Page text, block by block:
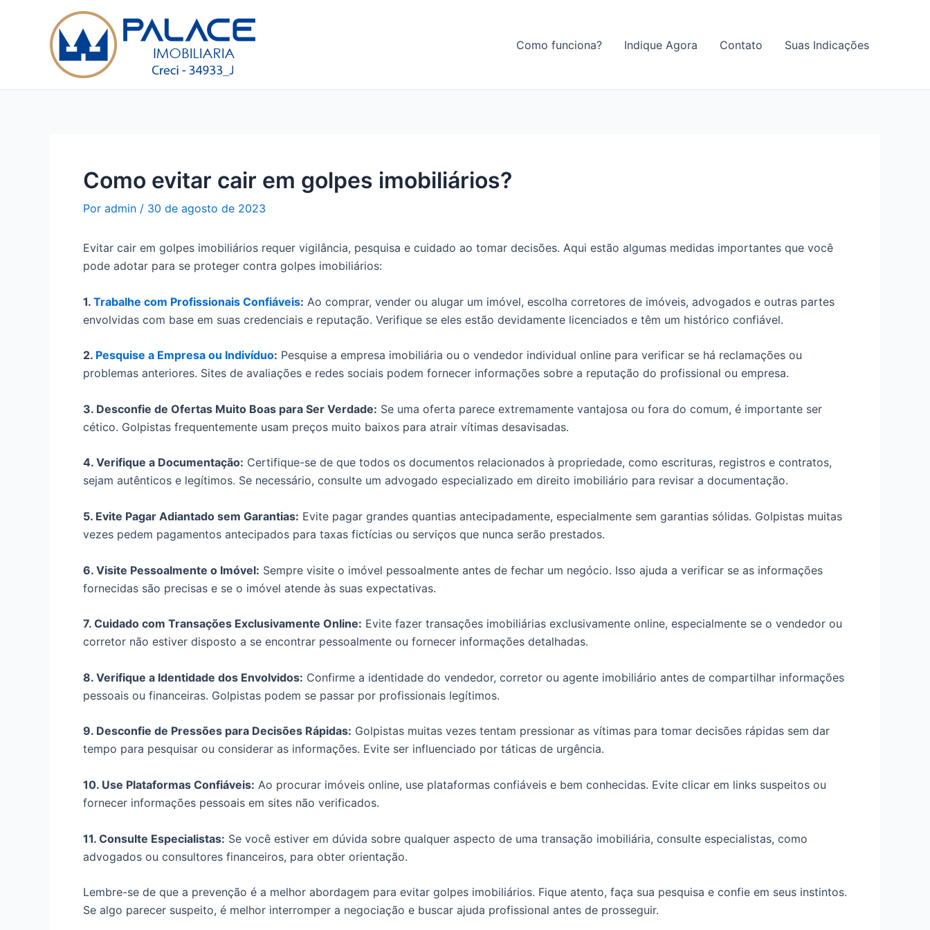
Como funciona? Indique Agora Contato Suas Indicações
Como evitar cair em golpes imobiliários?
Por admin / 30 de agosto de 2023
Evitar cair em golpes imobiliários requer vigilância, pesquisa e cuidado ao tomar decisões. Aqui estão algumas medidas importantes que você
pode adotar para se proteger contra golpes imobiliários:
1. Trabalhe com Profissionais Confiáveis: Ao comprar, vender ou alugar um imóvel, escolha corretores de imóveis, advogados e outras partes
envolvidas com base em suas credenciais e reputação. Verifique se eles estão devidamente licenciados e têm um histórico confiável.
2. Pesquise a Empresa ou Indivíduo: Pesquise a empresa imobiliária ou o vendedor individual online para verificar se há reclamações ou
problemas anteriores. Sites de avaliações e redes sociais podem fornecer informações sobre a reputação do profissional ou empresa.
3. Desconfie de Ofertas Muito Boas para Ser Verdade: Se uma oferta parece extremamente vantajosa ou fora do comum, é importante ser
cético. Golpistas frequentemente usam preços muito baixos para atrair vítimas desavisadas.
4. Verifique a Documentação: Certifique-se de que todos os documentos relacionados à propriedade, como escrituras, registros e contratos,
sejam autênticos e legítimos. Se necessário, consulte um advogado especializado em direito imobiliário para revisar a documentação.
5. Evite Pagar Adiantado sem Garantias: Evite pagar grandes quantias antecipadamente, especialmente sem garantias sólidas. Golpistas muitas
vezes pedem pagamentos antecipados para taxas fictícias ou serviços que nunca serão prestados.
6. Visite Pessoalmente o Imóvel: Sempre visite o imóvel pessoalmente antes de fechar um negócio. Isso ajuda a verificar se as informações
fornecidas são precisas e se o imóvel atende às suas expectativas.
7. Cuidado com Transações Exclusivamente Online: Evite fazer transações imobiliárias exclusivamente online, especialmente se o vendedor ou
corretor não estiver disposto a se encontrar pessoalmente ou fornecer informações detalhadas.
8. Verifique a Identidade dos Envolvidos: Confirme a identidade do vendedor, corretor ou agente imobiliário antes de compartilhar informações
pessoais ou financeiras. Golpistas podem se passar por profissionais legítimos.
9. Desconfie de Pressões para Decisões Rápidas: Golpistas muitas vezes tentam pressionar as vítimas para tomar decisões rápidas sem dar
tempo para pesquisar ou considerar as informações. Evite ser influenciado por táticas de urgência.
10. Use Plataformas Confiáveis: Ao procurar imóveis online, use plataformas confiáveis e bem conhecidas. Evite clicar em links suspeitos ou
fornecer informações pessoais em sites não verificados.
11. Consulte Especialistas: Se você estiver em dúvida sobre qualquer aspecto de uma transação imobiliária, consulte especialistas, como
advogados ou consultores financeiros, para obter orientação.
Lembre-se de que a prevenção é a melhor abordagem para evitar golpes imobiliários. Fique atento, faça sua pesquisa e confie em seus instintos.
Se algo parecer suspeito, é melhor interromper a negociação e buscar ajuda profissional antes de prosseguir.
navigation